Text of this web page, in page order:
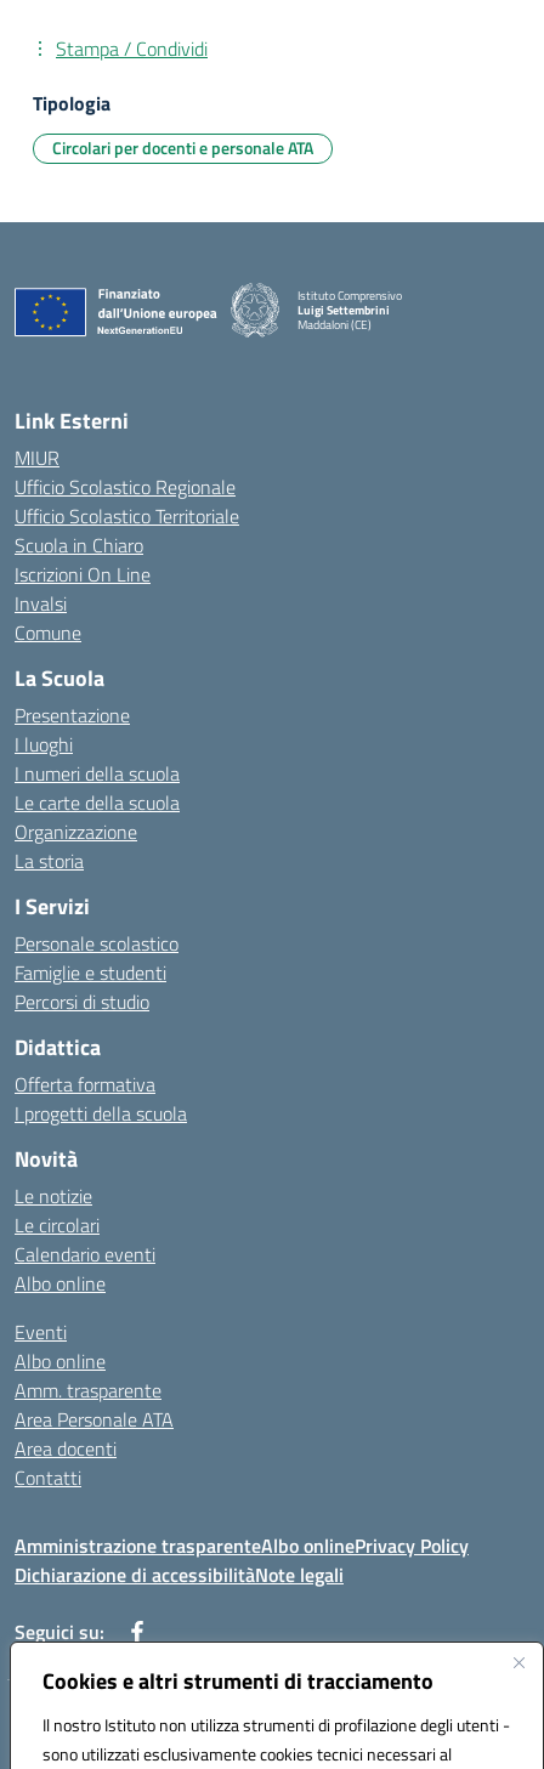
Cookies e altri strumenti di tracciamento
Il nostro Istituto non utilizza strumenti di profilazione degli utenti -
sono utilizzati esclusivamente cookies tecnici necessari al
Stampa / Condividi
Tipologia
Circolari per docenti e personale ATA
Istituto Comprensivo
Luigi Settembrini
Maddaloni (CE)
Link Esterni
MIUR
Ufficio Scolastico Regionale
Ufficio Scolastico Territoriale
Scuola in Chiaro
Iscrizioni On Line
Invalsi
Comune
La Scuola
Presentazione
I luoghi
I numeri della scuola
Le carte della scuola
Organizzazione
La storia
I Servizi
Personale scolastico
Famiglie e studenti
Percorsi di studio
Didattica
Offerta formativa
I progetti della scuola
Novità
Le notizie
Le circolari
Calendario eventi
Albo online
Eventi
Albo online
Amm. trasparente
Area Personale ATA
Area docenti
Contatti
Amministrazione trasparenteAlbo onlinePrivacy Policy
Dichiarazione di accessibilitàNote legali
Seguici su:
Indirizzo: VIA BRECCIAME, 46 - 81024 MADDALONI (CE)
Mail: CEIC8AU001@istruzione.it - Pec: CEIC8AU001@pec.istruzione.it -